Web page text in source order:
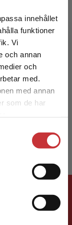
innehållet
funktioner
Vi
och annan
och
med.
med annan
som de har
Sverige.
För